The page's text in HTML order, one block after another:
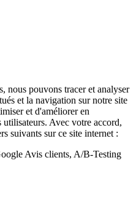
nous pouvons tracer et analyser
et la navigation sur notre site
et d'améliorer en
utilisateurs. Avec votre accord,
suivants sur ce site internet :
Avis clients, A/B-Testing